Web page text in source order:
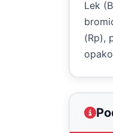
Lek
(Rp),